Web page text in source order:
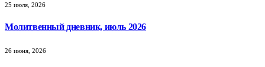
25 июля, 2026
Молитвенный дневник, июль 2026
26 июня, 2026